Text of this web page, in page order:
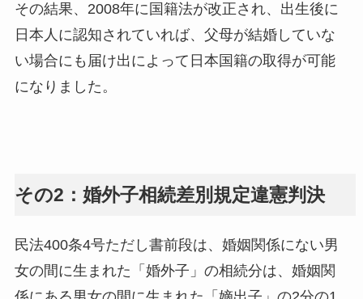
その結果、2008年に国籍法が改正され、出生後に
日本人に認知されていれば、父母が結婚していな
い場合にも届け出によって日本国籍の取得が可能
になりました。
その2：婚外子相続差別規定違憲判決
民法400条4号ただし書前段は、婚姻関係にない男
女の間に生まれた「婚外子」の相続分は、婚姻関